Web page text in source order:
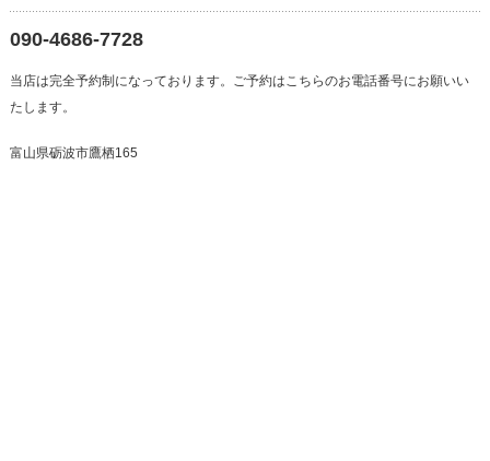
090-4686-7728
当店は完全予約制になっております。ご予約はこちらのお電話番号にお願いい
たします。
富山県砺波市鷹栖165